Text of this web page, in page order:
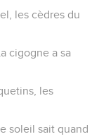
les cèdres du
cigogne a sa
les
soleil sait quand